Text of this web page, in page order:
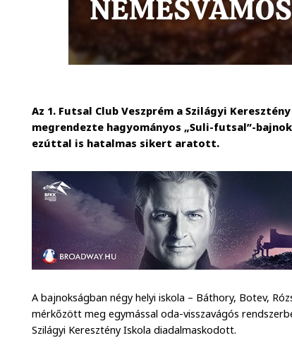
Az 1. Futsal Club Veszprém a Szilágyi
megrendezte hagyományos „Suli-futsal”-
ezúttal is hatalmas sikert aratott.
A bajnokságban négy helyi iskola – Báthory, Botev,
mérkőzött meg egymással oda-visszavágós
Szilágyi Keresztény Iskola diadalmaskodott.